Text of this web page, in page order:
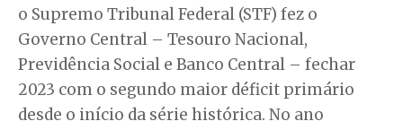
o Supremo Tribunal Federal (STF) fez o
Governo Central – Tesouro Nacional,
Previdência Social e Banco Central – fechar
2023 com o segundo maior déficit primário
desde o início da série histórica. No ano